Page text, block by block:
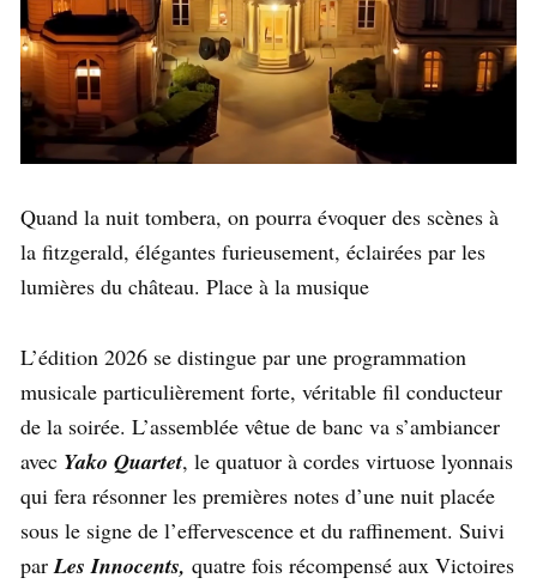
Quand la nuit tombera, on pourra évoquer des scènes à
la fitzgerald, élégantes furieusement, éclairées par les
lumières du château. Place à la musique
L’édition 2026 se distingue par une programmation
musicale particulièrement forte, véritable fil conducteur
de la soirée. L’assemblée vêtue de banc va s’ambiancer
avec Yako Quartet, le quatuor à cordes virtuose lyonnais
qui fera résonner les premières notes d’une nuit placée
sous le signe de l’effervescence et du raffinement. Suivi
parLes Innocents, quatre fois récompensé aux Victoires